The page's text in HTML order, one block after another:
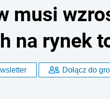
musi
na rynek
Dołącz do